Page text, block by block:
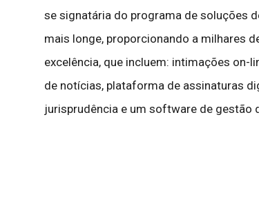
se signatária do programa de soluções
mais longe, proporcionando a milhares
excelência, que incluem: intimações
de notícias, plataforma de assinaturas
jurisprudência e um software de gestão